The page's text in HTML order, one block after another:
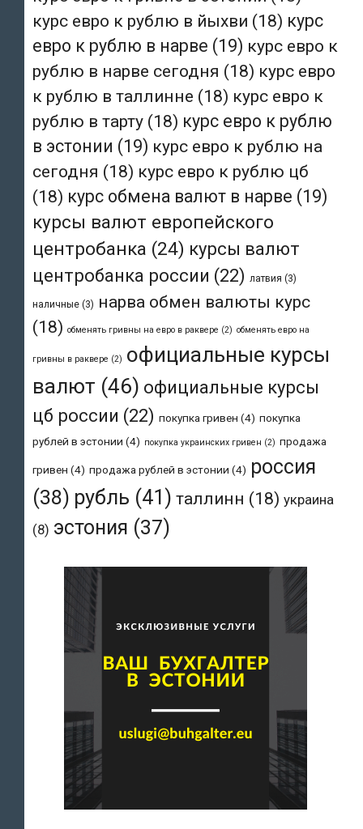
курс евро к рублю в йыхви (18) курс
евро к рублю в нарве (19) курс евро к
рублю в нарве сегодня (18) курс евро
к рублю в таллинне (18) курс евро к
рублю в тарту (18) курс евро к рублю
в эстонии (19) курс евро к рублю на
сегодня (18) курс евро к рублю цб
(18) курс обмена валют в нарве (19)
курсы валют европейского
центробанка (24) курсы валют
центробанка россии (22) латвия (3)
наличные (3) нарва обмен валюты курс
(18) обменять гривны на евро в раквере (2) обменять евро на
гривны в раквере (2) официальные курсы
валют (46) официальные курсы
цб россии (22) покупка гривен (4) покупка
рублей в эстонии (4) покупка украинских гривен (2) продажа
гривен (4) продажа рублей в эстонии (4) россия
(38) рубль (41) таллинн (18) украина
(8) эстония (37)